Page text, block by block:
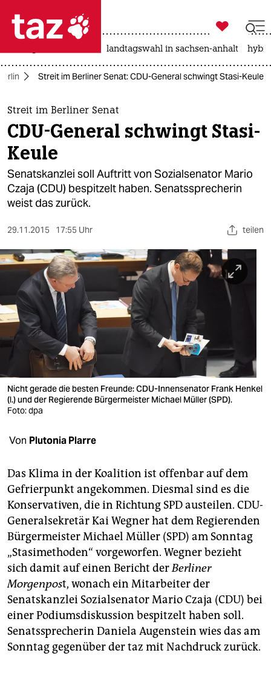
 taz zahl ich
taz zahl ich
themen
politik
öko
gesellschaft
sport
berlin
nord
wahrheit
verlag
verlag
veranstaltungen
unterstützen
abo
genossenschaft
epaper login

taz zahl ich
landtagswahl in sachsen-anhalt
Streit im Berliner Senat: CDU-General schwingt Stasi-Keule
Streit im Berliner Senat
CDU-General schwingt Stasi-
Keule
Senatskanzlei soll Auftritt von Sozialsenator Mario
Czaja (CDU) bespitzelt haben. Senatssprecherin
weist das zurück.
29.11.2015 17:55 Uhr teilen
Nicht gerade die besten Freunde: CDU-Innensenator Frank Henkel
(l.) und der Regierende Bürgermeister Michael Müller (SPD).
Foto: dpa
Von Plutonia Plarre
Das Klima in der Koalition ist offenbar auf dem
Gefrierpunkt angekommen. Diesmal sind es die
Konservativen, die in Richtung SPD austeilen. CDU-
Generalsekretär Kai Wegner hat dem Regierenden
Bürgermeister Michael Müller (SPD) am Sonntag
„Stasimethoden“ vorgeworfen. Wegner bezieht
sich damit auf einen Bericht derBerliner
Morgenpost, wonach ein Mitarbeiter der
Senatskanzlei Sozialsenator Mario Czaja (CDU) bei
einer Podiumsdiskussion bespitzelt haben soll.
Senatssprecherin Daniela Augenstein wies das am
Sonntag gegenüber der taz mit Nachdruck zurück.